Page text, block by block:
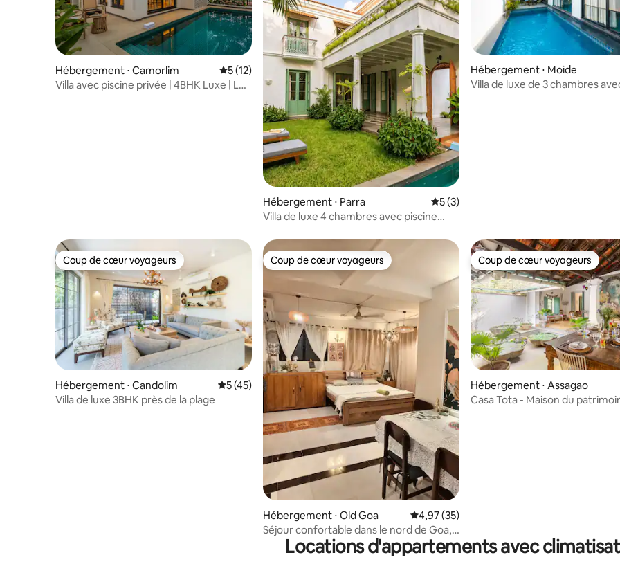
Hébergement ⋅ Camorlim Évaluation moyenne sur la base de 12 commentaires : 5 sur 5
5 (12)
Villa avec piscine privée | 4BHK Luxe | Le
Hébergement ⋅ Parra Évaluation moyenne sur la base de 3
5 (3)
Villa de luxe 4 chambres avec piscine
Hébergement ⋅ Moide
Villa de luxe de 3 chambres
Coup de cœur voyageurs
Coup de cœur voyageurs
Hébergement ⋅ Candolim Évaluation moyenne sur la base de 45 commentaires : 5 sur 5
5 (45)
Villa de luxe 3BHK près de la plage
Coup de cœur voyageurs
Coup de cœur voyageurs
Hébergement ⋅ Old Goa Évaluation moyenne sur la base de 35
4,97 (35)
Séjour confortable dans le nord de Goa,
près de la vieille ville de Goa, à 15 minutes
de Panaji
Coup de cœur voyageurs
Coup de cœur voyageurs
Hébergement ⋅ Assagao
Casa Tota - Maison du
Locations d'appartements avec